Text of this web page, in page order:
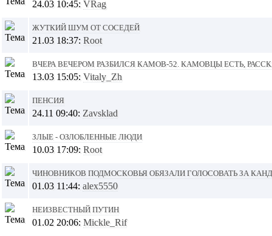
24.03 10:45: VRag
Жуткий шум от соседей
21.03 18:37: Root
Вчера вечером разбился Камов-52. Камовцы есть,
13.03 15:05: Vitaly_Zh
Пенсия
24.11 09:40: Zavsklad
Злые - озлобленные люди
10.03 17:09: Root
Чиновников Подмосковья обязали голосовать за
01.03 11:44: alex5550
Неизвестный Путин
01.02 20:06: Mickle_Rif